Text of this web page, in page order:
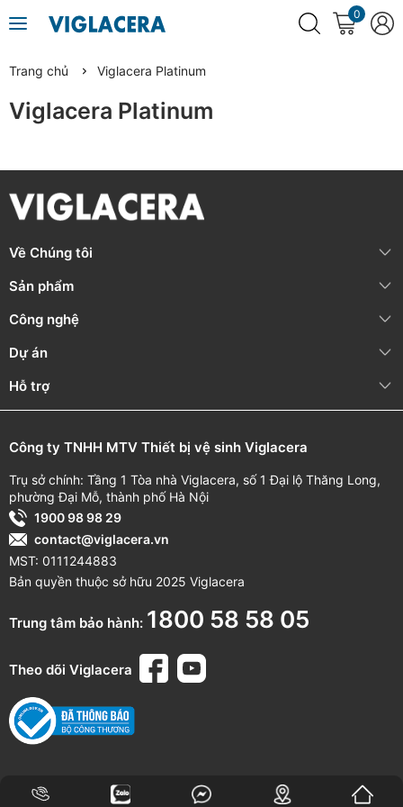
0
Trang chủ Viglacera Platinum
Viglacera Platinum
Về Chúng tôi
Sản phẩm
Công nghệ
Dự án
Hỗ trợ
Công ty TNHH MTV Thiết bị vệ sinh Viglacera
Trụ sở chính: Tầng 1 Tòa nhà Viglacera, số 1 Đại lộ Thăng Long,
phường Đại Mỗ, thành phố Hà Nội
1900 98 98 29
contact@viglacera.vn
MST: 0111244883
Bản quyền thuộc sở hữu 2025 Viglacera
Trung tâm bảo hành: 1800 58 58 05
Theo dõi Viglacera